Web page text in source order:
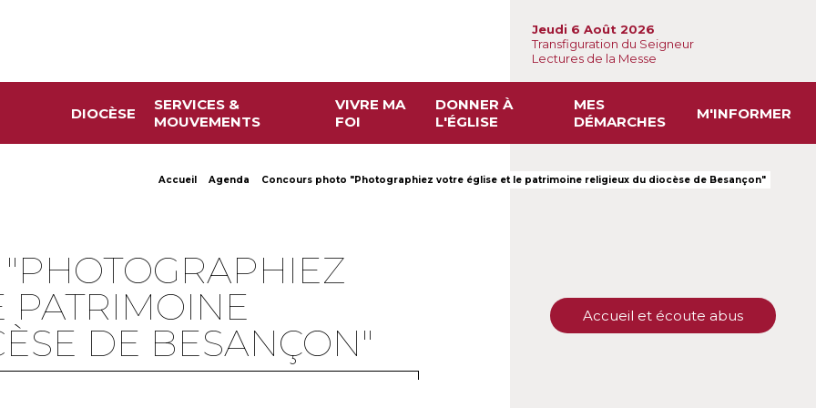
DIOCÈSE
SERVICES &
MOUVEMENTS
VIVRE MA
FOI
DONNER À
L'ÉGLISE
MES
DÉMARCHES
M'INFORMER
Jeudi 6 Août 2026
Transfiguration du Seigneur
Lectures de la Messe
Accueil Agenda Concours photo "Photographiez votre église et le patrimoine religieux du diocèse de Besançon"
PATRIMOINE
DE BESANÇON"
Accueil et écoute abus